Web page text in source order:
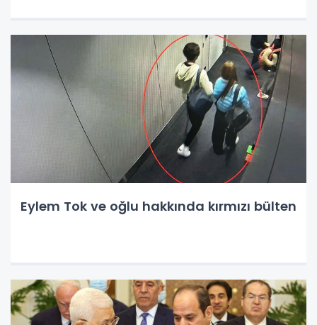
Eylem Tok ve oğlu hakkında kırmızı bülten